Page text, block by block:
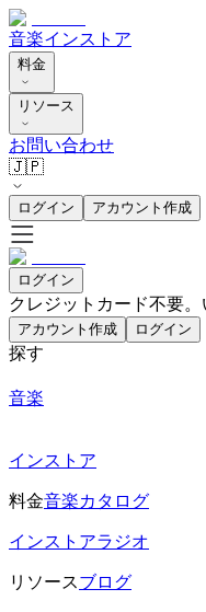
音楽インストア
料金
リソース
お問い合わせ
🇯🇵
ログイン アカウント作成
ログイン
クレジットカード不要。
アカウント作成 ログイン
探す
音楽
インストア
料金音楽カタログ
インストアラジオ
リソースブログ